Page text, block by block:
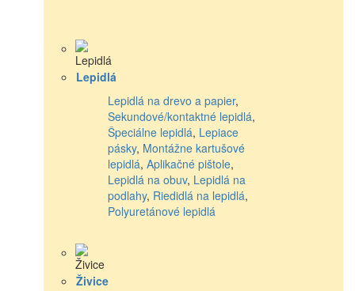
Lepidlá
Lepidlá na drevo a papier,
Sekundové/kontaktné lepidlá,
Špeciálne lepidlá, Lepiace
pásky, Montážne kartušové
lepidlá, Aplikačné pištole,
Lepidlá na obuv, Lepidlá na
podlahy, Riedidlá na lepidlá,
Polyuretánové lepidlá
Živice